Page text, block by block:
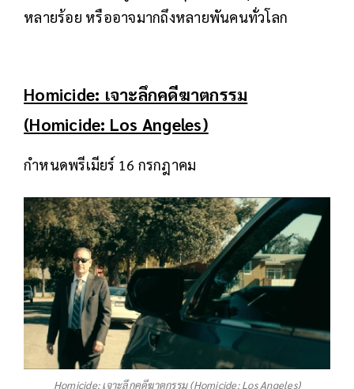
หลายร้อย หรืออาจมากถึงหลายพันคนทั่วโลก
Homicide: เจาะลึกคดีฆาตกรรม
(Homicide: Los Angeles)
กำหนดพรีเมียร์ 16 กรกฎาคม
Homicide: เจาะลึกคดีฆาตกรรม (Homicide: Los Angeles)